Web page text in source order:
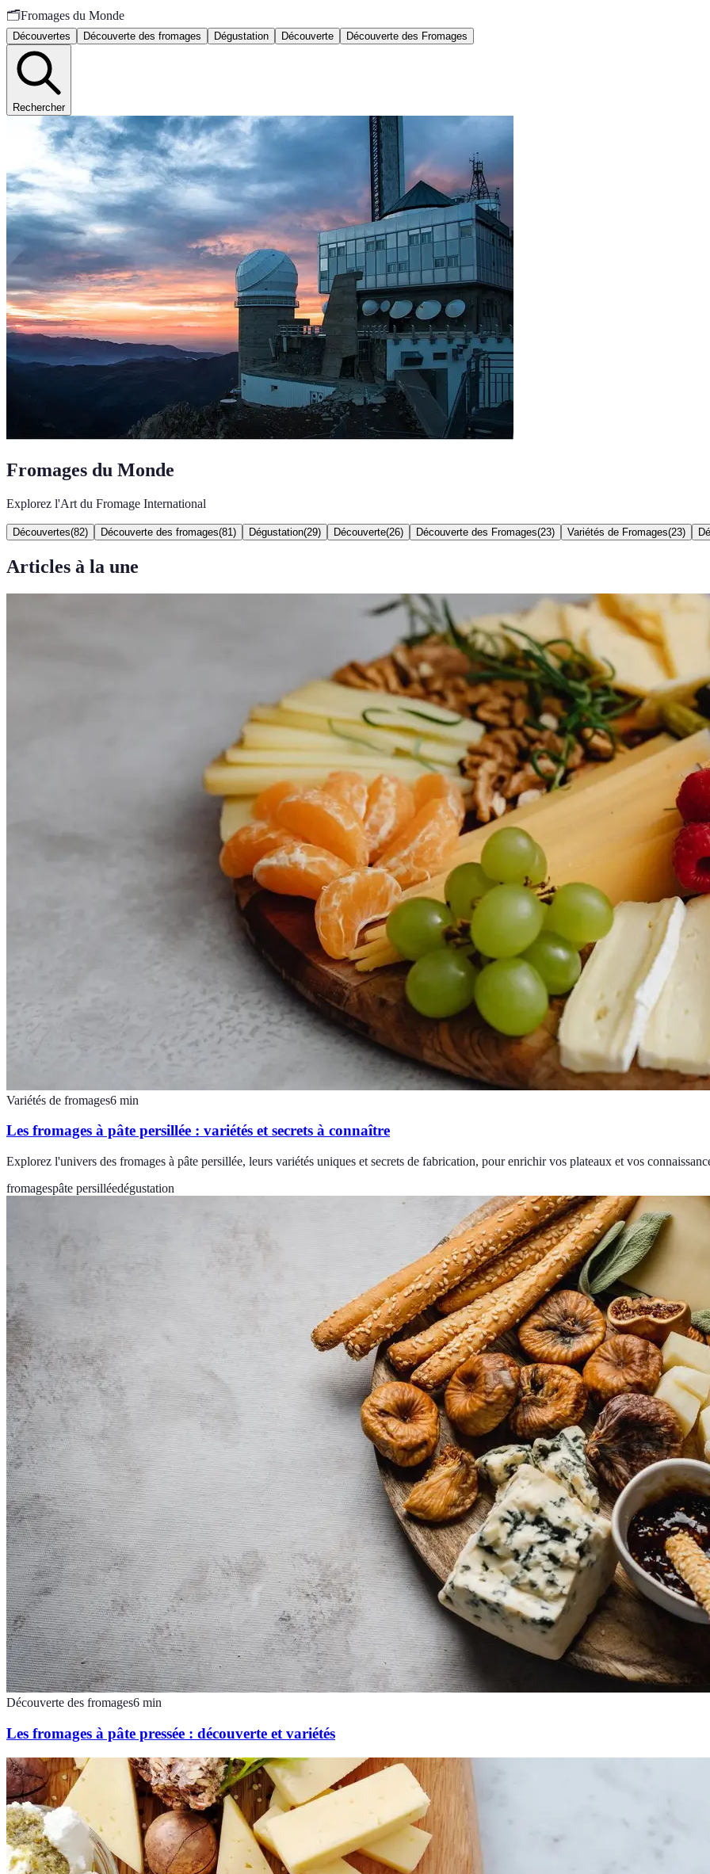
🗂️Fromages du Monde
Découvertes Découverte des fromages Dégustation Découverte Découverte des Fromages
Rechercher
Fromages du Monde
Explorez l'Art du Fromage International
Découvertes(82) Découverte des fromages(81 ) Dégustation(29) Découverte(26) Découverte des Fromages(23) Variétés de Fromages(23)
Articles à la une
Variétés de fromages6 min
Les fromages à pâte persillée : variétés et secrets à connaître
Explorez l'univers des fromages à pâte persillée, leurs variétés uniques et secrets de fabrication, pour enrichir vos plateaux et vos
fromagespâte persilléedégustation
Découverte des fromages6 min
Les fromages à pâte pressée : découverte et variétés